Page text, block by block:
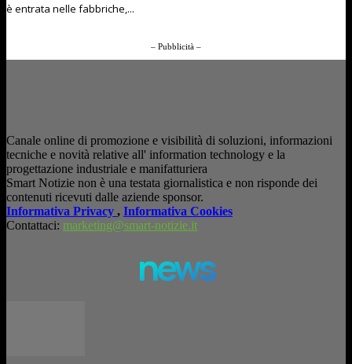
è entrata nelle fabbriche,...
– Pubblicità –
Canale online di promozione e visibilità di soluzioni, informazioni
tecniche e novità relative all' information technology e la
progettazione industriale e manifatturiera
Smart Notizie non è una testata giornalistica e non risponde dei
contenuti ricevuti dalle aziende sponsor.
Informativa Privacy , Informativa Cookies
Contattaci: marketing@smart-notizie.it
news